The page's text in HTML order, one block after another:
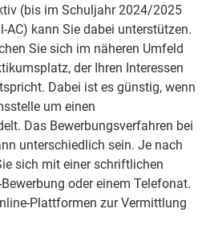
(bis im Schuljahr 2024/2025
AC) kann Sie dabei unterstützen.
Sie sich im näheren Umfeld
der Ihren Interessen
Dabei ist es günstig, wenn
um einen
Das Bewerbungsverfahren bei
unterschiedlich sein. Je nach
sich mit einer schriftlichen
oder einem Telefonat.
Plattformen zur Vermittlung